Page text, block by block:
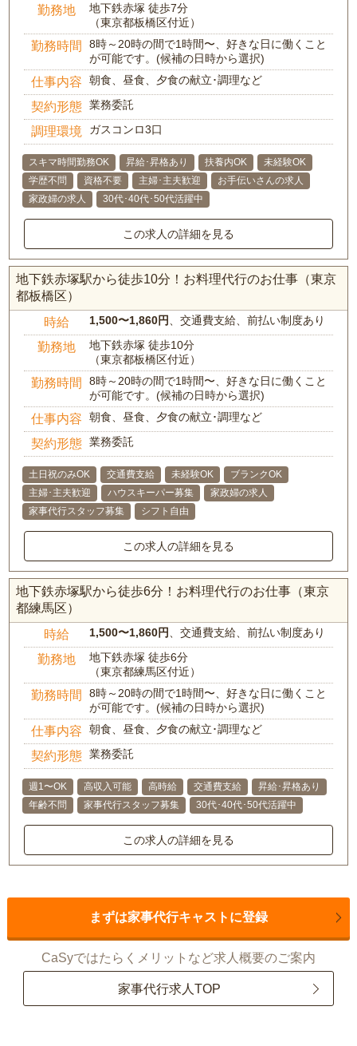
勤務地
地下鉄赤塚 徒歩7分
（東京都板橋区付近）
勤務時間
8時～20時の間で1時間〜、好きな日に働くこと
が可能です。(候補の日時から選択)
仕事内容 朝食、昼食、夕食の献立･調理など
契約形態 業務委託
調理環境 ガスコンロ3口
スキマ時間勤務OK 昇給･昇格あり 扶養内OK
未経験OK
学歴不問
資格不要 主婦･主夫歓迎
お手伝いさんの求人
家政婦の求人
30代･40代･50代活躍中
この求人の詳細を見る
地下鉄赤塚駅から徒歩10分！お料理代行のお仕事（東京
都板橋区）
時給 1,500〜1,860円 、交通費支給、前払い制度あり
勤務地
地下鉄赤塚 徒歩10分
（東京都板橋区付近）
勤務時間
8時～20時の間で1時間〜、好きな日に働くこと
が可能です。(候補の日時から選択)
仕事内容 朝食、昼食、夕食の献立･調理など
契約形態 業務委託
土日祝のみOK 交通費支給 未経験OK
ブランクOK
主婦･主夫歓迎
ハウスキーパー募集
家政婦の求人
家事代行スタッフ募集
シフト自由
この求人の詳細を見る
地下鉄赤塚駅から徒歩6分！お料理代行のお仕事（東京
都練馬区）
時給 1,500〜1,860円 、交通費支給、前払い制度あり
勤務地
地下鉄赤塚 徒歩6分
（東京都練馬区付近）
勤務時間
8時～20時の間で1時間〜、好きな日に働くこと
が可能です。(候補の日時から選択)
仕事内容 朝食、昼食、夕食の献立･調理など
契約形態 業務委託
週1〜OK 高収入可能 高時給 交通費支給
昇給･昇格あり
年齢不問
家事代行スタッフ募集 30代･40代･50代活躍中
この求人の詳細を見る
まずは家事代行キャストに登録
CaSyではたらくメリットなど求人概要のご案内
家事代行求人TOP